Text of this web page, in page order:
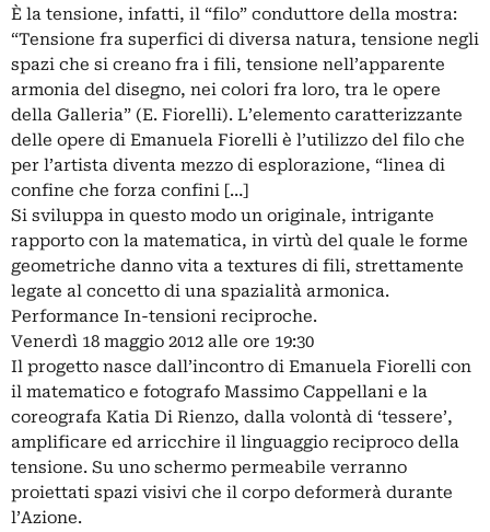
È la tensione, infatti, il “filo” conduttore della mostra:
“Tensione fra superfici di diversa natura, tensione negli
spazi che si creano fra i fili, tensione nell’apparente
armonia del disegno, nei colori fra loro, tra le opere
della Galleria” (E. Fiorelli). L’elemento caratterizzante
delle opere di Emanuela Fiorelli è l’utilizzo del filo che
per l’artista diventa mezzo di esplorazione, “linea di
confine che forza confini […]
Si sviluppa in questo modo un originale, intrigante
rapporto con la matematica, in virtù del quale le forme
geometriche danno vita a textures di fili, strettamente
legate al concetto di una spazialità armonica.
Performance In-tensioni reciproche.
Venerdì 18 maggio 2012 alle ore 19:30
Il progetto nasce dall’incontro di Emanuela Fiorelli con
il matematico e fotografo Massimo Cappellani e la
coreografa Katia Di Rienzo, dalla volontà di ‘tessere’,
amplificare ed arricchire il linguaggio reciproco della
tensione. Su uno schermo permeabile verranno
proiettati spazi visivi che il corpo deformerà durante
l’Azione.